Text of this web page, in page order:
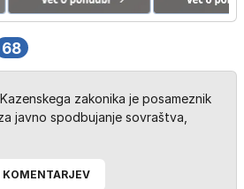
68
zakonika je posameznik
javno spodbujanje sovraštva,
KOMENTARJEV